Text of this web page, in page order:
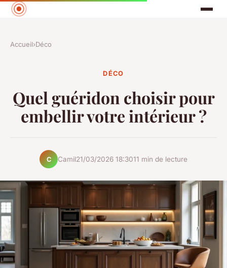
Accueil›Déco
DÉCO
Quel guéridon choisir pour
embellir votre intérieur ?
C Camil21/03/2026 18:3011 min de lecture